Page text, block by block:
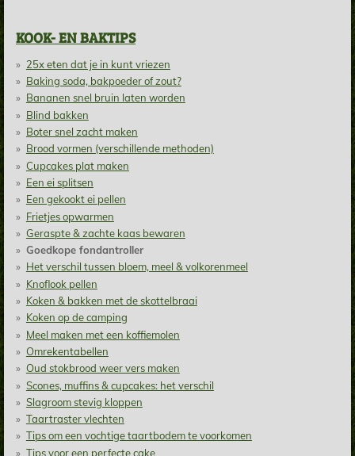
KOOK- EN BAKTIPS
25x eten dat je in kunt vriezen
Baking soda, bakpoeder of zout?
Bananen snel bruin laten worden
Blind bakken
Boter snel zacht maken
Brood vormen (verschillende methoden)
Cupcakes plat maken
Een ei splitsen
Een gekookt ei pellen
Frietjes opwarmen
Geraspte & zachte kaas bewaren
Goedkope fondantroller
Het verschil tussen bloem, meel & volkorenmeel
Knoflook pellen
Koken & bakken met de skottelbraai
Koken op de camping
Meel maken met een koffiemolen
Omrekentabellen
Oud stokbrood weer vers maken
Scones, muffins & cupcakes: het verschil
Slagroom stevig kloppen
Taartraster vlechten
Tips om een vochtige taartbodem te voorkomen
Tips voor een perfecte cake